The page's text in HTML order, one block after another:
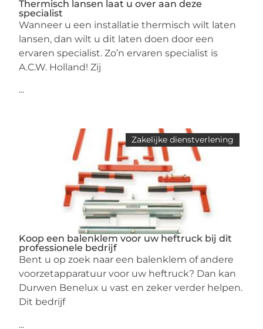
Thermisch lansen laat u over aan deze
specialist
Wanneer u een installatie thermisch wilt laten
lansen, dan wilt u dit laten doen door een
ervaren specialist. Zo’n ervaren specialist is
A.C.W. Holland! Zij
...
Zakelijke dienstverlening
Koop een balenklem voor uw heftruck bij dit
professionele bedrijf
Bent u op zoek naar een balenklem of andere
voorzetapparatuur voor uw heftruck? Dan kan
Durwen Benelux u vast en zeker verder helpen.
Dit bedrijf
...